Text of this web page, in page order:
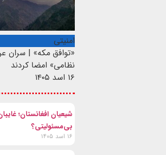
امنیتی
«توافق مکه» | سران
نظامی» امضا کردند
۱۶ اسد ۱۴۰۵
شیعیان افغانستان؛
بی‌مسئولیتی؟
۱۶ اسد ۱۴۰۵